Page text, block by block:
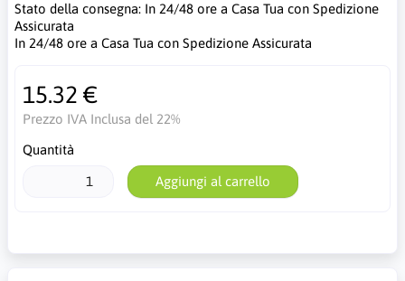
Stato della consegna: In 24/48 ore a Casa Tua con Spedizione
Assicurata
In 24/48 ore a Casa Tua con Spedizione Assicurata
15.32 €
Prezzo IVA Inclusa del 22%
Quantità
Aggiungi al carrello